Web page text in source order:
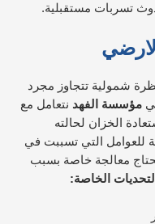
تسربات مستقبلية.
شمولية تتجاوز مجرد
مؤسسة الفهد نتعامل مع
الخزان لحالته
للعوامل التي تسببت في
تحتاج معالجة خاصة بسبب
التحديات الخاصة: